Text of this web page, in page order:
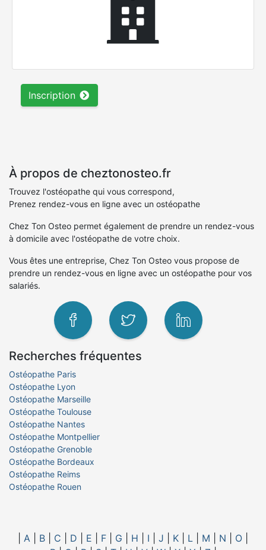
Inscription
À propos de cheztonosteo.fr
Trouvez l'ostéopathe qui vous correspond,
Prenez rendez-vous en ligne avec un ostéopathe
Chez Ton Osteo permet également de prendre un rendez-vous
à domicile avec l'ostéopathe de votre choix.
Vous êtes une entreprise, Chez Ton Osteo vous propose de
prendre un rendez-vous en ligne avec un ostéopathe pour vos
salariés.
Recherches fréquentes
Ostéopathe Paris
Ostéopathe Lyon
Ostéopathe Marseille
Ostéopathe Toulouse
Ostéopathe Nantes
Ostéopathe Montpellier
Ostéopathe Grenoble
Ostéopathe Bordeaux
Ostéopathe Reims
Ostéopathe Rouen
A B C D E F G H I J K L M N O